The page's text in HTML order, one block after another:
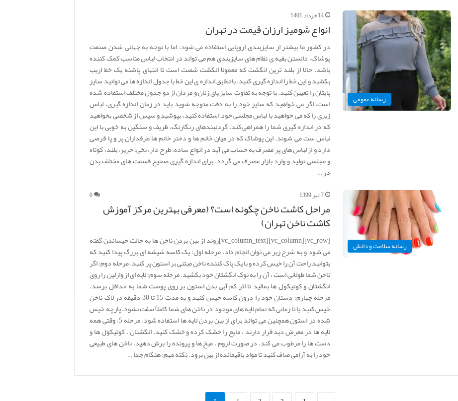
رسانه عمومی
14 خرداد 1401
انواع شومیز ارزان قیمت در تهران
در کشور ما بیشتر از سایزبندی اروپایی استفاده می شود، اما با توجه به جهانی شدن صنعت
پوشاک، دانستن بقیه ی نظام های سایزبندی هم می تواند در انتخاب لباس مناسب کمک کننده
باشد. حالا از بلند ترین انگشت که معمولا انگشت شصت است تا انتهای پاشنه یک خط اریب
بکشید و این خط را اندازه گیری کنید. با تطابق اندازه ی این خط با جدول اندازه ها می توانید سایز
پایتان را تعیین کنید. با توجه به تفاوت سایز پای زنان و مردان از دو جدول مختلف استفاده شده
است. اگر می خواهید که سایز خود را به دقت متوجه شوید باید در زمان اندازه گیری، لباس
زیری را که می خواهید با لباس مجلسی خود استفاده کنید، بپوشید و سپس از شخصی بخواهید
که در اندازه گیری شما را همراهی کند. گردنبندهای رنگارنگ، ظریف و سنگین به خوبی با این
لباس ست می شوند. این پوشاک که در میان خانم ها و دختر خانم ها طرفداران پر و پا قرصی
دارد و از لباس های پر مصرف به حساب می آید در انواع ساده، طرح دار، نخی، حریر، بلند، کوتاه
و مجلسی تولید و وارد بازار مصرف می گردد. برای اندازه گیری صحیح قسمت های مختلف بدن
در …
رسانه سلامت و دانش
7 تیر 1399 0
مراحل کاشت ناخن چگونه است؟ (معرفی بهترین مرکز آموزش
کاشت ناخن تهران)
[vc_row][vc_column][vc_column_text]روند از بین بردن ناخن ها به حالت خیساندن گفته
می شود و به شرح زیر می توان انجام داد. مرحله اول: یک کاسه شیشه ای بزرگ پیدا کنید که
بتوانید راحت آن را خیس کرده و با یک پاک کننده ناخن مبتنی بر استون پر کنید. مرحله دوم: اگر
ناخن شما طولانی است ، آن را به نوک انگشتان خود بکشید. مرحله سوم: لایه ای از وازلین را روی
انگشتان و کوتیکول ها بمالید تا اثر کم آبی بدن استون بر روی پوست شما به حداقل برسد.
مرحله چهارم: دستان خود را درون کاسه خیس کنید و به مدت 15 تا 30 دقیقه در لاک ناخن
خیس کنید یا تا زمانی که تمام لایه های موجود در ناخن های شما کاملاً سفت نشود. پارچه خیس
شده در استون همچنین می تواند برای از بین بردن لایه ها استفاده شود. مرحله 5: وقتی همه
لایه ها در معرض دید قرار دارند ، مایع را خشک کرده و خشک کنید. انگشتان ، کوتیکول ها و
دست ها را مرطوب می کند. در صورت لزوم ، میخ ها و پرونده را برش دهید. ناخن های طبیعی
خود را به آرامی صاف کنید تا مواد باقیمانده از بین برود. نکته مهم: هنگام جدا …